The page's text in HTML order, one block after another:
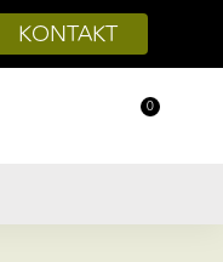
KONTAKT
0